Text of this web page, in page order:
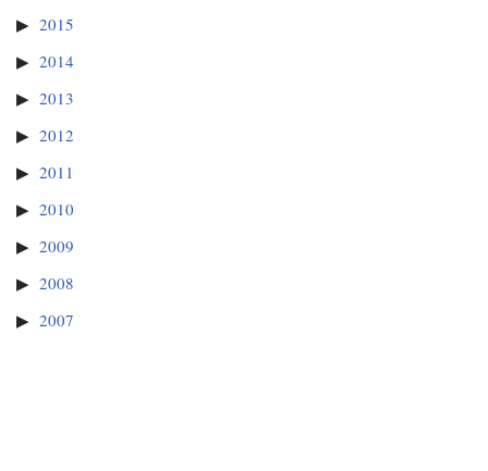
2015
2014
2013
2012
2011
2010
2009
2008
2007